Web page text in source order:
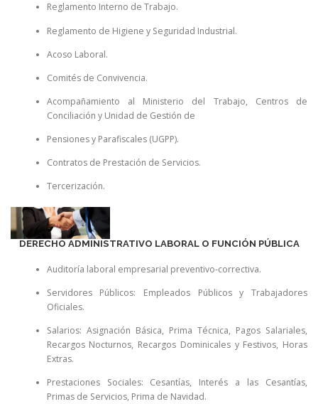
Reglamento Interno de Trabajo.
Reglamento de Higiene y Seguridad Industrial.
Acoso Laboral.
Comités de Convivencia.
Acompañamiento al Ministerio del Trabajo, Centros de
Conciliación y Unidad de Gestión de
Pensiones y Parafiscales (UGPP).
Contratos de Prestación de Servicios.
Tercerización.
DERECHO ADMINISTRATIVO LABORAL O FUNCIÓN PÚBLICA
Auditoría laboral empresarial preventivo-correctiva.
Servidores Públicos: Empleados Públicos y Trabajadores
Oficiales.
Salarios: Asignación Básica, Prima Técnica, Pagos Salariales,
Recargos Nocturnos, Recargos Dominicales y Festivos, Horas
Extras.
Prestaciones Sociales: Cesantías, Interés a las Cesantías,
Primas de Servicios, Prima de Navidad.